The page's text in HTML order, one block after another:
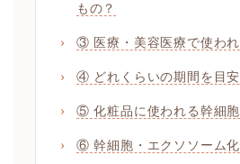
もの？
③ 医療・美容医療で使わ
④ どれくらいの期間を目安
⑤ 化粧品に使われる幹細
⑥ 幹細胞・エクソソーム